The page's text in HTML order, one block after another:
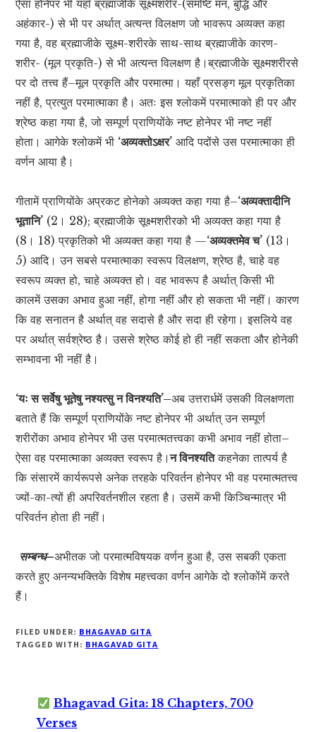
ऐसा होनेपर भी यहाँ ब्रह्माजीके सूक्ष्मशरीर-(समष्टि मन, बुद्धि और
अहंकार-) से भी पर अर्थात् अत्यन्त विलक्षण जो भावरूप अव्यक्त कहा
गया है, वह ब्रह्माजीके सूक्ष्म-शरीरके साथ-साथ ब्रह्माजीके कारण-
शरीर- (मूल प्रकृति-) से भी अत्यन्त विलक्षण है।ब्रह्माजीके सूक्ष्मशरीरसे
पर दो तत्त्व हैं–मूल प्रकृति और परमात्मा। यहाँ प्रसङ्ग मूल प्रकृतिका
नहीं है, प्रत्युत परमात्माका है। अतः इस श्लोकमें परमात्माको ही पर और
श्रेष्ठ कहा गया है, जो सम्पूर्ण प्राणियोंके नष्ट होनेपर भी नष्ट नहीं
होता। आगेके श्लोकमें भी ‘अव्यक्तोऽक्षर’ आदि पदोंसे उस परमात्माका ही
वर्णन आया है।
गीतामें प्राणियोंके अप्रकट होनेको अव्यक्त कहा गया है–‘अव्यक्तादीनि
भूतानि’ (2। 28); ब्रह्माजीके सूक्ष्मशरीरको भी अव्यक्त कहा गया है
(8। 18) प्रकृतिको भी अव्यक्त कहा गया है —‘अव्यक्तमेव च’ (13।
5) आदि। उन सबसे परमात्माका स्वरूप विलक्षण, श्रेष्ठ है, चाहे वह
स्वरूप व्यक्त हो, चाहे अव्यक्त हो। वह भावरूप है अर्थात् किसी भी
कालमें उसका अभाव हुआ नहीं, होगा नहीं और हो सकता भी नहीं। कारण
कि वह सनातन है अर्थात् वह सदासे है और सदा ही रहेगा। इसलिये वह
पर अर्थात् सर्वश्रेष्ठ है। उससे श्रेष्ठ कोई हो ही नहीं सकता और होनेकी
सम्भावना भी नहीं है।
‘यः स सर्वेषु भूतेषु नश्यत्सु न विनश्यति’–अब उत्तरार्धमें उसकी विलक्षणता
बताते हैं कि सम्पूर्ण प्राणियोंके नष्ट होनेपर भी अर्थात् उन सम्पूर्ण
शरीरोंका अभाव होनेपर भी उस परमात्मतत्त्वका कभी अभाव नहीं होता–
ऐसा वह परमात्माका अव्यक्त स्वरूप है।न विनश्यतिकहनेका तात्पर्य है
कि संसारमें कार्यरूपसे अनेक तरहके परिवर्तन होनेपर भी वह परमात्मतत्त्व
ज्यों-का-त्यों ही अपरिवर्तनशील रहता है। उसमें कभी किञ्चिन्मात्र भी
परिवर्तन होता ही नहीं।
सम्बन्ध–अभीतक जो परमात्मविषयक वर्णन हुआ है, उस सबकी एकता
करते हुए अनन्यभक्तिके विशेष महत्त्वका वर्णन आगेके दो श्लोकोंमें करते
हैं।
FILED UNDER: BHAGAVAD GITA
TAGGED WITH: BHAGAVAD GITA
Bhagavad Gita: 18 Chapters, 700
Verses